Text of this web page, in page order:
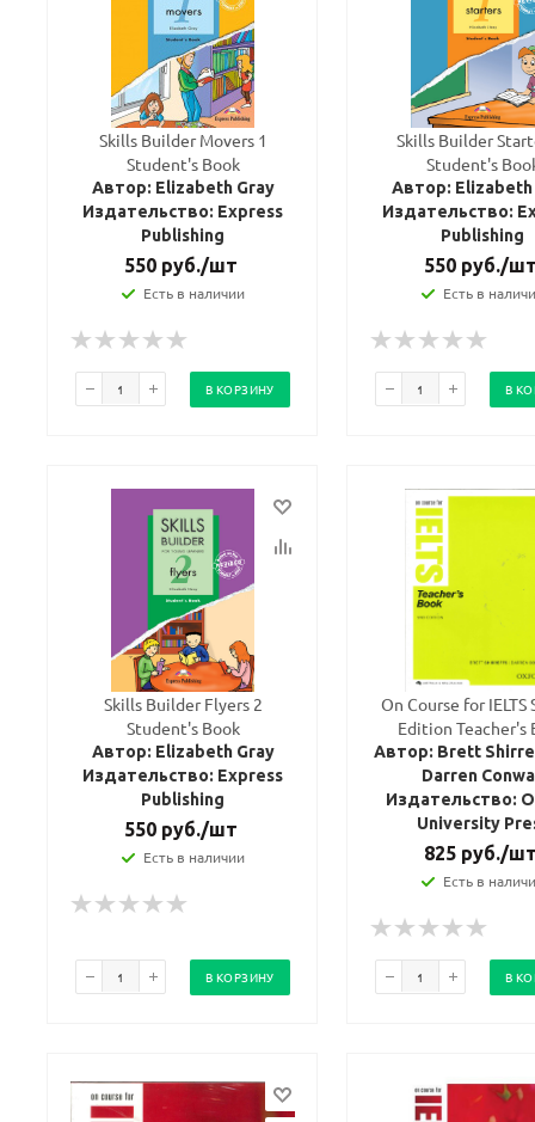
Skills Builder Movers 1
Student's Book
Автор: Elizabeth Gray
Издательство: Express
Publishing
550руб./шт
Есть в наличии
В КОРЗИНУ
Skills Builder
Student's
Автор: Elizabeth
Издательство:
Publishing
550руб./
Есть в
В
Skills Builder Flyers 2
Student's Book
Автор: Elizabeth Gray
Издательство: Express
Publishing
550руб./шт
Есть в наличии
В КОРЗИНУ
On Course for IELTS
Edition Teacher's
Автор: Brett
Darren
Издательство:
University
825руб./
Есть в
В